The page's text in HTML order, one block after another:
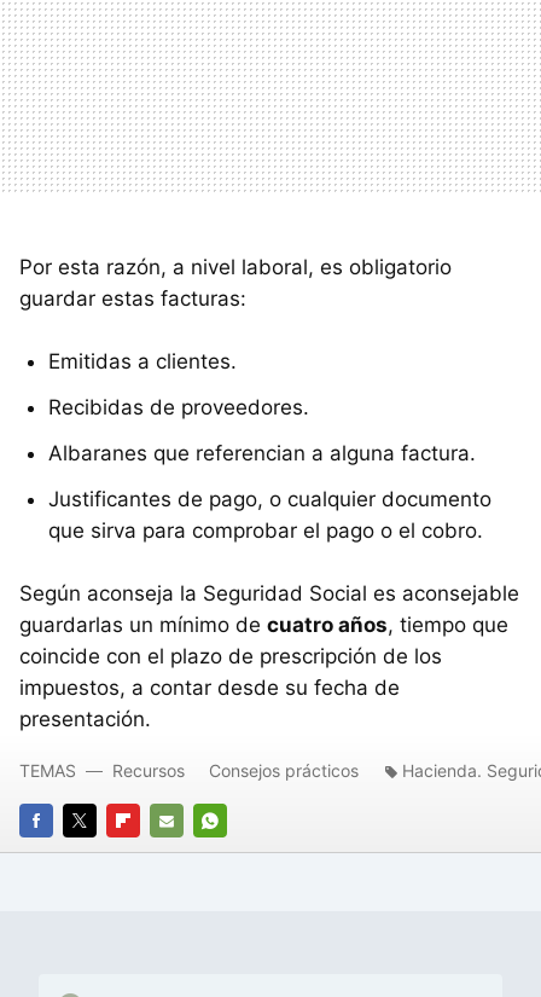
Por esta razón, a nivel laboral, es obligatorio
guardar estas facturas:
Emitidas a clientes.
Recibidas de proveedores.
Albaranes que referencian a alguna factura.
Justificantes de pago, o cualquier documento
que sirva para comprobar el pago o el cobro.
Según aconseja la Seguridad Social es aconsejable
guardarlas un mínimo de cuatro años, tiempo que
coincide con el plazo de prescripción de los
impuestos, a contar desde su fecha de
presentación.
FACEBOOK
TWITTERFLIPBOARD
E-
WHATSAPP
TEMAS Recursos Consejos prácticos Hacienda.